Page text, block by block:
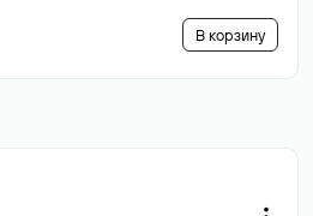
В корзину